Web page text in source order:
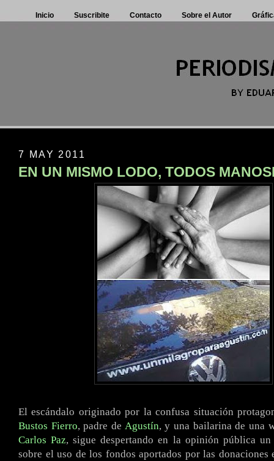
Inicio Suscribite Contacto Sobre el Autor
7 MAY 2011
EN UN MISMO LODO, TODOS
El escándalo originado por la confusa situación
Bustos Fierro, padre de Agustín, y una bailarina de una
Carlos Paz, sigue despertando en la opinión pública un
sobre el uso de los fondos aportados por las donaciones